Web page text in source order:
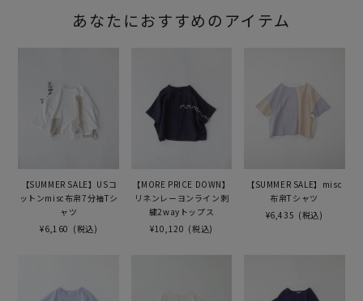
あなたにおすすめのアイテム
【SUMMER SALE】USコ
ットンmisc布帛7分袖Tシ
ャツ
¥6,160 (税込)
【MORE PRICE DOWN】
リネンレーヨンライン刺
繍2wayトップス
¥10,120 (税込)
【SUMMER SALE】misc
布帛Tシャツ
¥6,435 (税込)